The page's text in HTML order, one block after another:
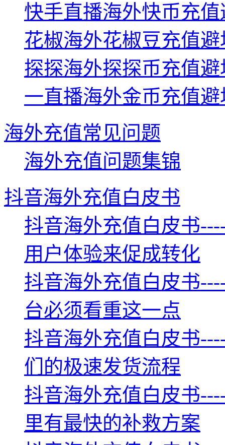
快手直播海外快币充
花椒海外花椒豆充值
探探海外探探币充值
一直播海外金币充值
海外充值常见问题
海外充值问题集锦
抖音海外充值白皮书
抖音海外充值白皮书
用户体验来促成转化
抖音海外充值白皮书
台必须看重这一点
抖音海外充值白皮书
们的极速发货流程
抖音海外充值白皮书
里有最快的补救方案